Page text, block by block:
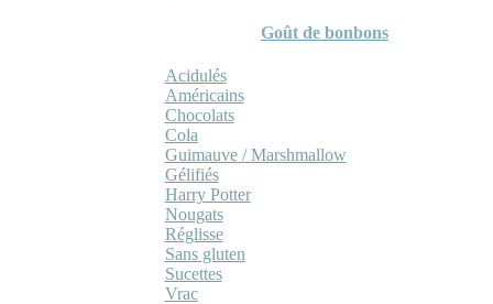
Goût de bonbons
Acidulés
Américains
Chocolats
Cola
Guimauve / Marshmallow
Gélifiés
Harry Potter
Nougats
Réglisse
Sans gluten
Sucettes
Vrac